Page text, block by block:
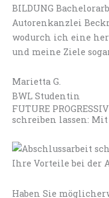
BILDUNG
Autorenkanzlei
wodurch ich eine
und meine Ziele
Marietta G.
BWL Studentin
FUTURE
schreiben lassen:
Ihre Vorteile bei der
Haben Sie